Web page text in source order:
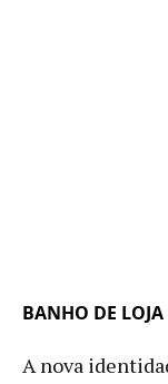
BANHO DE
A nova